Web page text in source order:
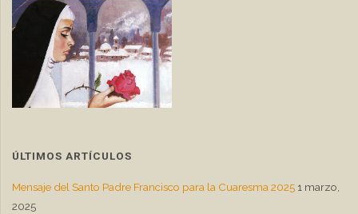
ÚLTIMOS ARTÍCULOS
Mensaje del Santo Padre Francisco para la Cuaresma 2025 1 marzo,
2025